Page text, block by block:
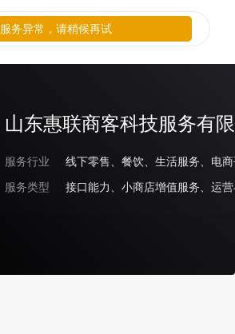
山东惠联商客科技服务有
服务行业
服务类型
接口能力、小商店增值服务、运
服务异常，请稍候再试